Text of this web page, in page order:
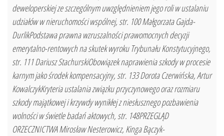
deweloperskiej ze szczególnym uwzględnieniem jego roli w ustalaniu
udziałów w nieruchomości wspólnej, str. 100 Małgorzata Gajda-
DurlikPodstawa prawna wzruszalności prawomocnych decyzji
emerytalno-rentowych na skutek wyroku Trybunału Konstytucyjnego,
str. 111 Dariusz StachurskiObowiązek naprawienia szkody w procesie
karnym jako środek kompensacyjny, str. 133 Dorota Czerwińska, Artur
KowalczykKryteria ustalania związku przyczynowego oraz rozmiaru
szkody majątkowej i krzywdy wynikłej z niesłusznego pozbawienia
wolności w świetle badań aktowych, str. 148PRZEGLĄD
ORZECZNICTWA Mirosław Nesterowicz, Kinga Bączyk-